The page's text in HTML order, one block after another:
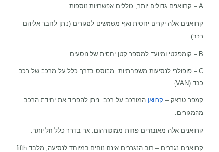
A – קרוואנים גדולים יותר, כוללים אפשרויות נוספות.
קרוואנים אלה יקרים יחסית ואף משמשים למגורים (ניתן לחבר אליהם
רכב).
B – קומפקטי ומיועד למספר קטן יחסית של נוסעים.
C – פופולרי לנסיעות משפחתיות. מבוסס בדרך כלל על מרכב של רכב
כבד ((VAN
.
קמפר טראק – קרוואן המורכב על רכב. ניתן להפריד את יחידת הרכב
מהמגורים.
קרוואנים אלה מאובזרים פחות ממוטורהום, אך בדרך כלל זול יותר.
קרוואנים נגררים – רוב הנגררים אינם נוחים במיוחד לנסיעה, מלבד fifth